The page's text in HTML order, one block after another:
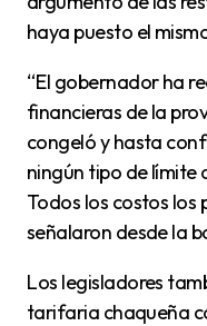
haya puesto el
“El gobernador ha reconocido las restricciones
financieras de la
congeló y hasta
ningún tipo de límite
Todos los costos los
señalaron desde la
Los legisladores también vincularon la política
tarifaria chaqueña